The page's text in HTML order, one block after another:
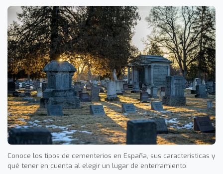
Conoce los tipos de cementerios en España, sus características y
qué tener en cuenta al elegir un lugar de enterramiento.